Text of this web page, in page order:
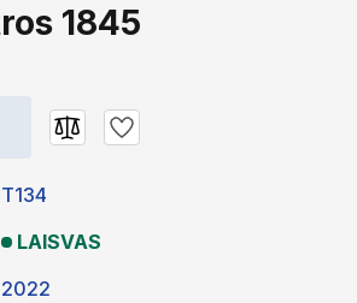
1845
T134
LAISVAS
2022